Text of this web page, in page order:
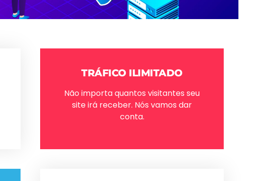
TRÁFICO ILIMITADO
Não importa quantos visitantes seu
site irá receber. Nós vamos dar
conta.